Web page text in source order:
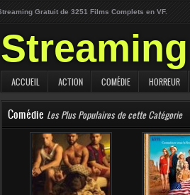
Gratuit de 3251 Films Complets en VF.
ACCUEIL ACTION COMÉDIE HORREUR
Comédie Les Plus Populaires de cette Catégorie